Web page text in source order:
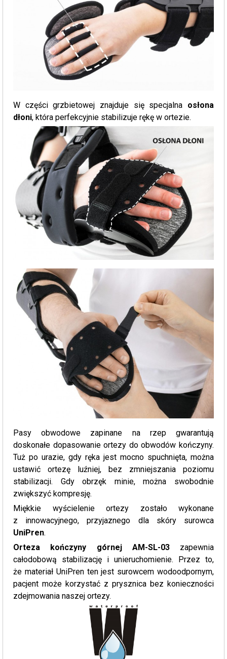
W części grzbietowej znajduje się specjalna osłona
dłoni, która perfekcyjnie stabilizuje rękę w ortezie.
Pasy obwodowe zapinane na rzep gwarantują
doskonałe dopasowanie ortezy do obwodów kończyny.
Tuż po urazie, gdy ręka jest mocno spuchnięta, można
ustawić ortezę luźniej, bez zmniejszania poziomu
stabilizacji. Gdy obrzęk minie, można swobodnie
zwiększyć kompresję.
Miękkie wyścielenie ortezy zostało wykonane
z innowacyjnego, przyjaznego dla skóry surowca
UniPren.
Orteza kończyny górnej AM-SL-03zapewnia
całodobową stabilizację i unieruchomienie. Przez to,
że materiał UniPren ten jest surowcem wodoodpornym,
pacjent może korzystać z prysznica bez konieczności
zdejmowania naszej ortezy.